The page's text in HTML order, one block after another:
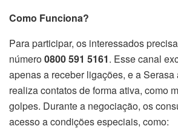
Como Funciona?
Para participar, os interessados
número0800 591 5161. Esse canal
apenas a receber ligações, e a Serasa
realiza contatos de forma ativa, como
golpes. Durante a negociação, os
acesso a condições especiais, como: